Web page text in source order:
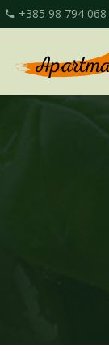
+385 98 794 068